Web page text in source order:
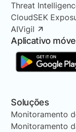
Threat
CloudSEK
AIVigil
Aplicativo
Soluções
Monitoramento
Monitoramento